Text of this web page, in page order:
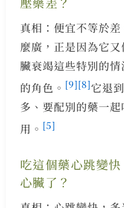
真相：便宜不等於
麼廣，正是因為它
臟衰竭這些特別的
的角色。 [9][8]它退
多、要配別的藥一
用。 [5]
吃這個藥心跳變
心臟了？